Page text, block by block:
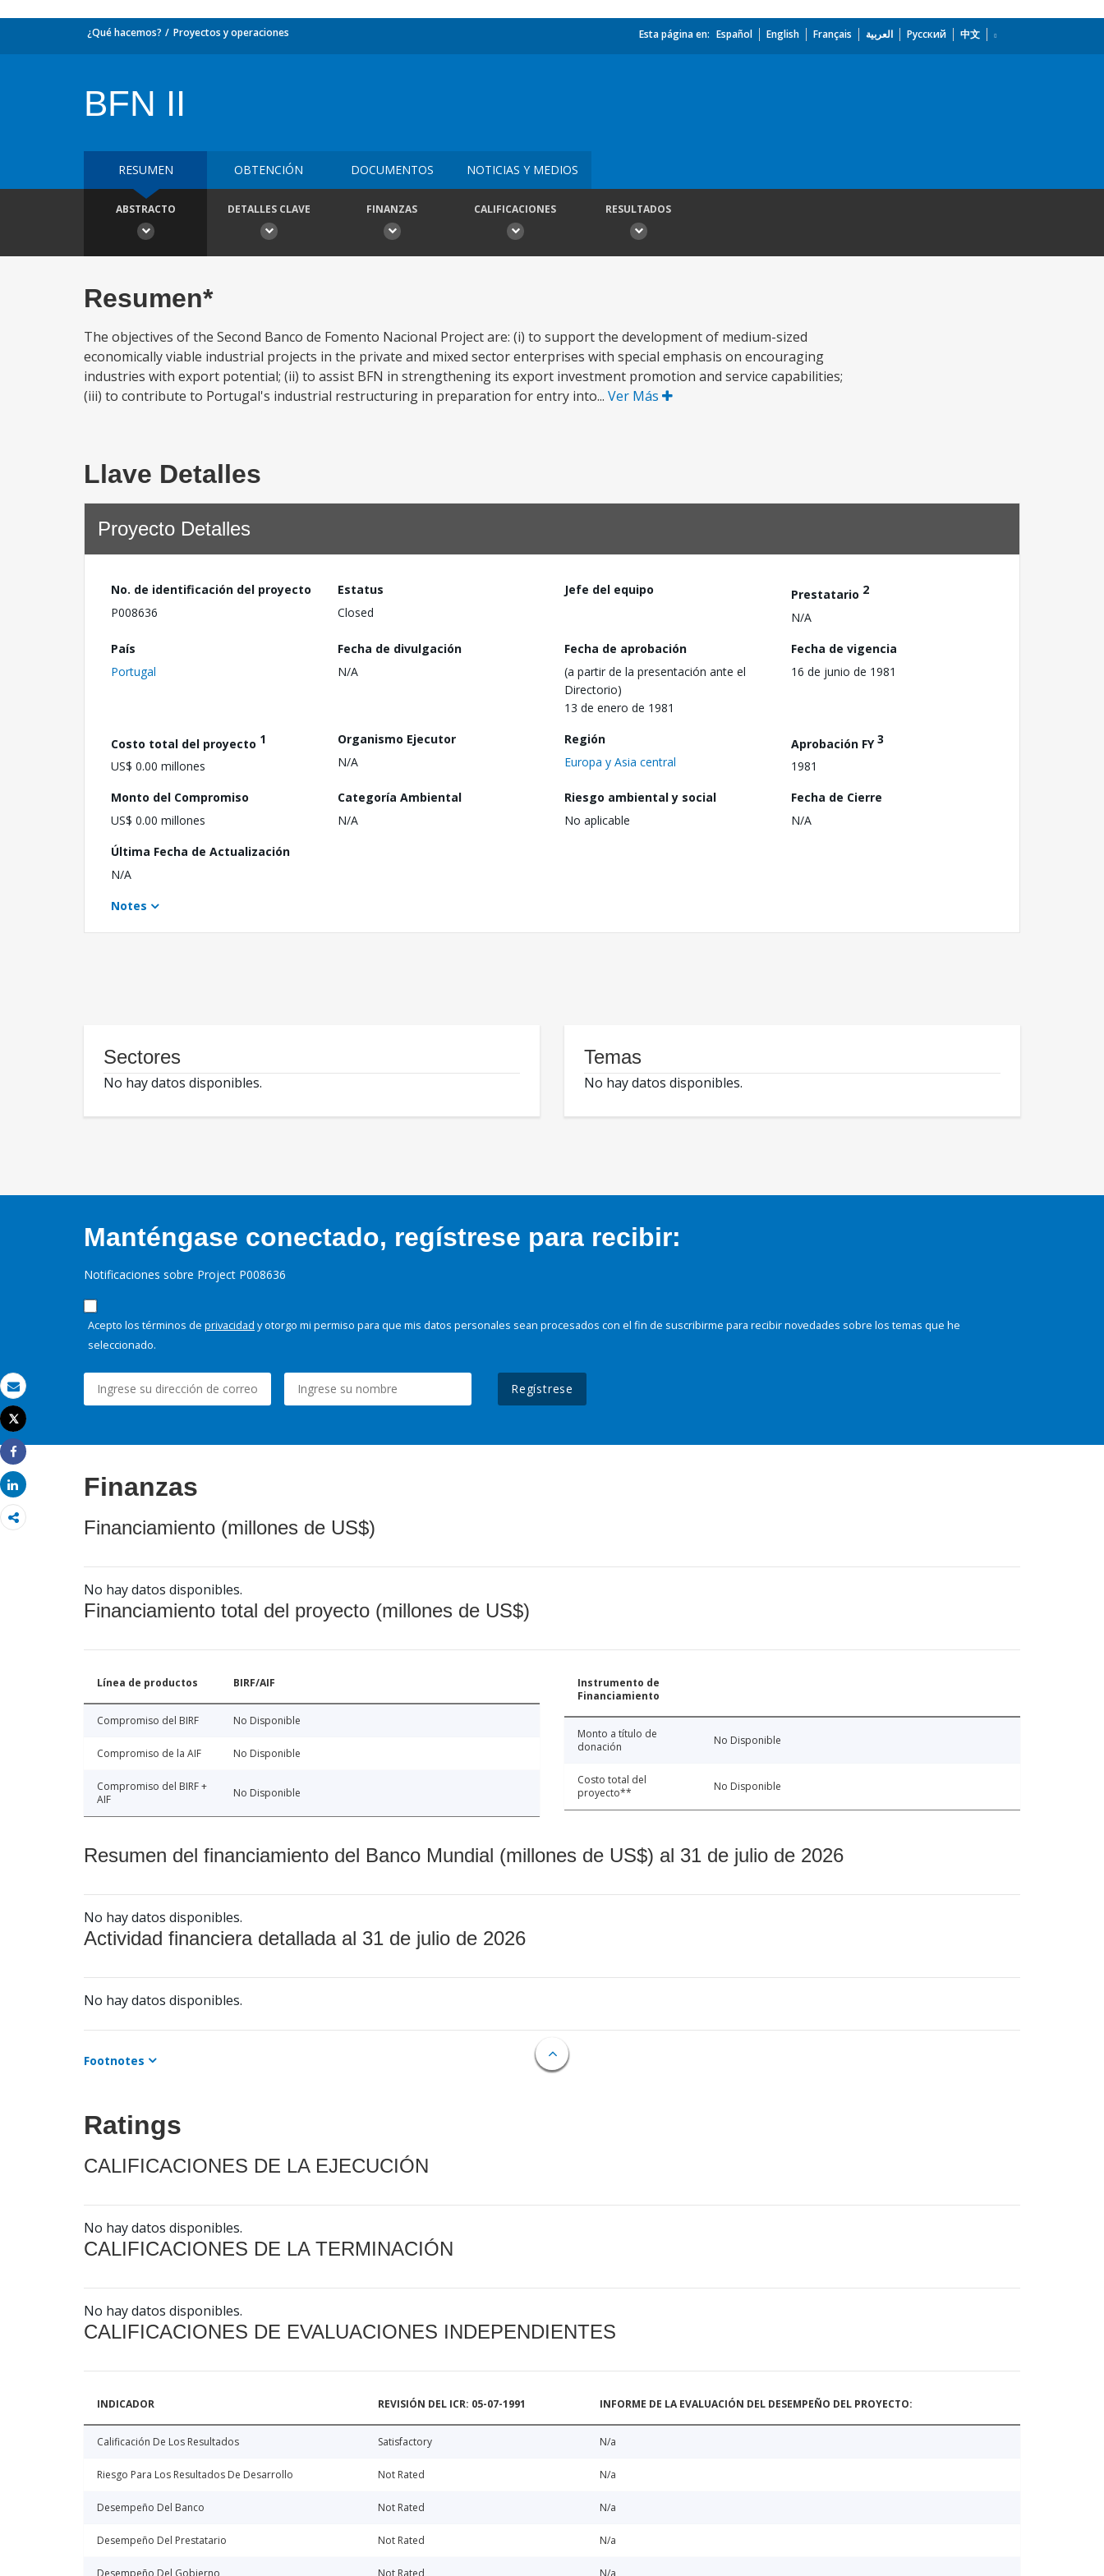
Correo electrónico
Imprimir
Tweet
Share
Share
¿Qué hacemos? Proyectos y operaciones Esta página en: Español English Français العربية Русский 中文
BFN II
RESUMEN OBTENCIÓN DOCUMENTOS NOTICIAS Y MEDIOS
ABSTRACTO DETALLES CLAVE FINANZAS CALIFICACIONES RESULTADOS
Resumen*
The objectives of the Second Banco de Fomento Nacional Project are: (i) to support the development of medium-sized
economically viable industrial projects in the private and mixed sector enterprises with special emphasis on encouraging
industries with export potential; (ii) to assist BFN in strengthening its export investment promotion and service capabilities;
(iii) to contribute to Portugal's industrial restructuring in preparation for entry into... Ver Más
Llave Detalles
Proyecto Detalles
No. de identificación del proyecto
P008636
Estatus
Closed
Jefe del equipo Prestatario 2
N/A
País
Portugal
Fecha de divulgación
N/A
Fecha de aprobación
(a partir de la presentación ante el
Directorio)
13 de enero de 1981
Fecha de vigencia
16 de junio de 1981
Costo total del proyecto 1
US$ 0.00 millones
Organismo Ejecutor
N/A
Región
Europa y Asia central
Aprobación FY3
1981
Monto del Compromiso
US$ 0.00 millones
Categoría Ambiental
N/A
Riesgo ambiental y social
No aplicable
Fecha de Cierre
N/A
Última Fecha de Actualización
N/A
Notes
Sectores
No hay datos disponibles.
Temas
No hay datos disponibles.
Manténgase conectado, regístrese para recibir:
Notificaciones sobre Project P008636
Acepto los términos de privacidad y otorgo mi permiso para que mis datos personales sean procesados con el fin de suscribirme para recibir novedades sobre los temas que he
seleccionado.
Regístrese
Finanzas
Financiamiento (millones de US$)
No hay datos disponibles.
Financiamiento total del proyecto (millones de US$)
Línea de productos BIRF/AIF
Compromiso del BIRF No Disponible
Compromiso de la AIF No Disponible
Compromiso del BIRF +
AIF
No Disponible
Instrumento de
Financiamiento
Monto a título de
donación
No Disponible
Costo total del
proyecto**
No Disponible
Resumen del financiamiento del Banco Mundial (millones de US$) al 31 de julio de 2026
No hay datos disponibles.
Actividad financiera detallada al 31 de julio de 2026
No hay datos disponibles.
Footnotes
Ratings
CALIFICACIONES DE LA EJECUCIÓN
No hay datos disponibles.
CALIFICACIONES DE LA TERMINACIÓN
No hay datos disponibles.
CALIFICACIONES DE EVALUACIONES INDEPENDIENTES
INDICADOR REVISIÓN DEL ICR: 05-07-1991 INFORME DE LA EVALUACIÓN DEL DESEMPEÑO DEL PROYECTO:
Calificación De Los Resultados Satisfactory N/a
Riesgo Para Los Resultados De Desarrollo Not Rated N/a
Desempeño Del Banco Not Rated N/a
Desempeño Del Prestatario Not Rated N/a